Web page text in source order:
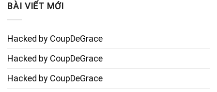
BÀI VIẾT MỚI
Hacked by CoupDeGrace
Hacked by CoupDeGrace
Hacked by CoupDeGrace